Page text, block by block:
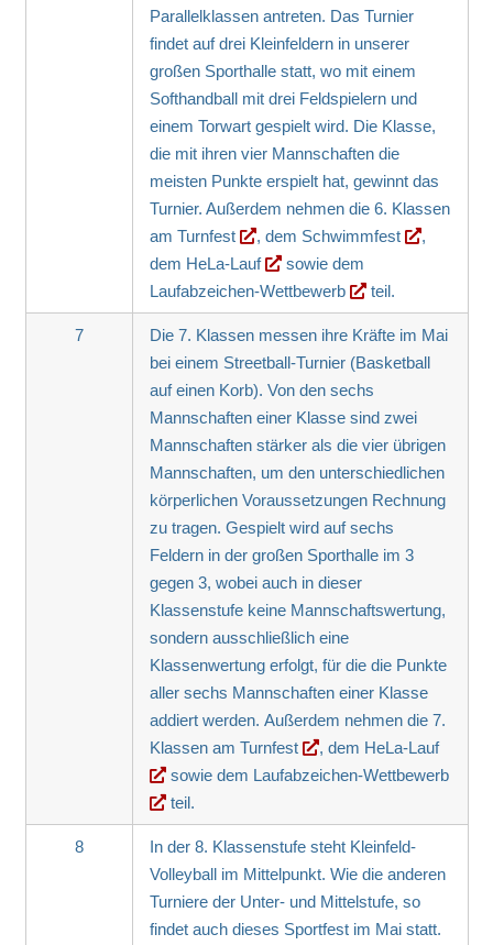
Parallelklassen antreten. Das Turnier
findet auf drei Kleinfeldern in unserer
großen Sporthalle statt, wo mit einem
Softhandball mit drei Feldspielern und
einem Torwart gespielt wird. Die Klasse,
die mit ihren vier Mannschaften die
meisten Punkte erspielt hat, gewinnt das
Turnier. Außerdem nehmen die 6. Klassen
am Turnfest , dem Schwimmfest
,
dem HeLa-Lauf
sowie dem
Laufabzeichen-Wettbewerb
teil.
7
Die 7. Klassen messen ihre Kräfte im Mai
bei einem Streetball-Turnier (Basketball
auf einen Korb). Von den sechs
Mannschaften einer Klasse sind zwei
Mannschaften stärker als die vier übrigen
Mannschaften, um den unterschiedlichen
körperlichen Voraussetzungen Rechnung
zu tragen. Gespielt wird auf sechs
Feldern in der großen Sporthalle im 3
gegen 3, wobei auch in dieser
Klassenstufe keine Mannschaftswertung,
sondern ausschließlich eine
Klassenwertung erfolgt, für die die Punkte
aller sechs Mannschaften einer Klasse
addiert werden. Außerdem nehmen die 7.
Klassen am Turnfest , dem HeLa-Lauf
sowie dem Laufabzeichen-Wettbewerb
teil.
8
In der 8. Klassenstufe steht Kleinfeld-
Volleyball im Mittelpunkt. Wie die anderen
Turniere der Unter- und Mittelstufe, so
findet auch dieses Sportfest im Mai statt.